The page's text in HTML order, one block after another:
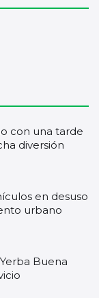
con una tarde
diversión
en desuso
urbano
Buena